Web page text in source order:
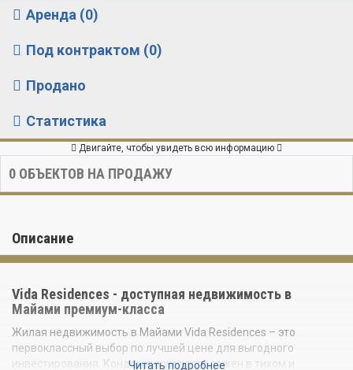
Аренда (0)
Под контрактом (0)
Продано
Статистика
Двигайте, чтобы увидеть всю информацию
0 ОБЪЕКТОВ НА ПРОДАЖУ
Описание
Vida Residences - доступная недвижимость в
Майами премиум-класса
Жилая недвижимость в Майами Vida Residences – это
первоклассный выбор по лучшей цене для выгодного
инвестирования. Кондоминиум расположен в тихом и
Читать подробнее